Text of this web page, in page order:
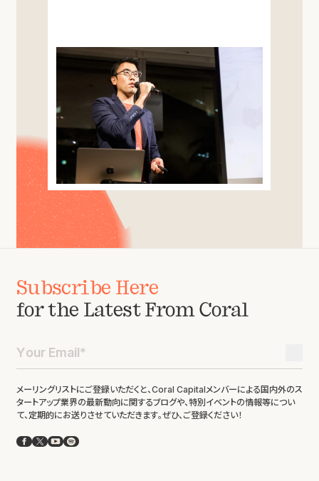
Subscribe Here
for the Latest From Coral
メーリングリストにご登録いただくと、Coral Capitalメンバーによる国内外のス
タートアップ業界の最新動向に関するブログや、特別イベントの情報等につい
て、定期的にお送りさせていただきます。ぜひ、ご登録ください！
Facebook
X YouTube
Spotify